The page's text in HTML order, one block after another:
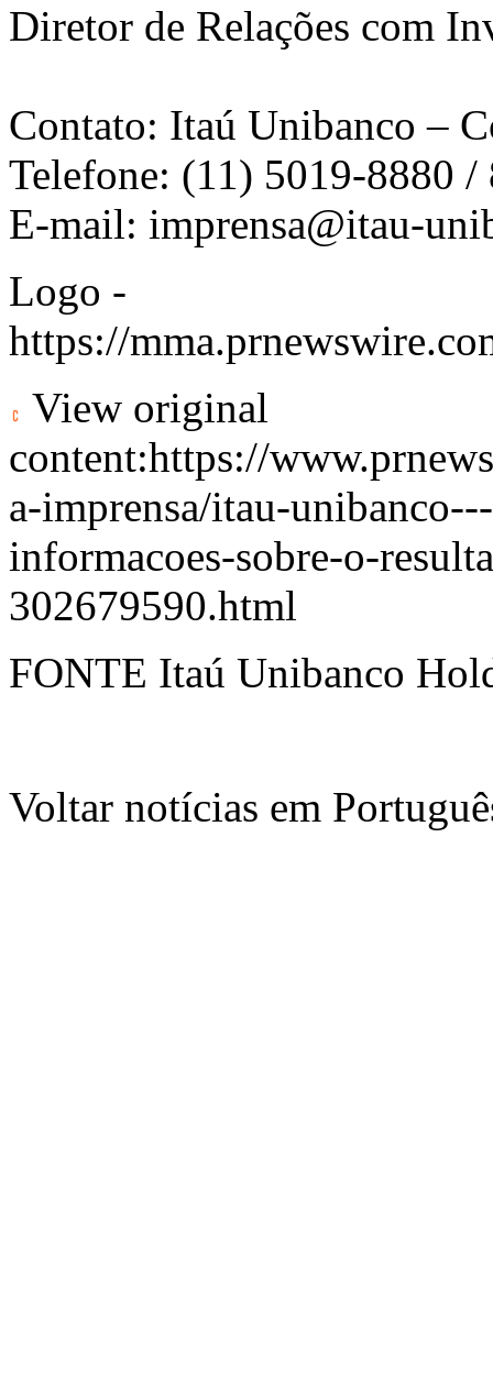
Diretor de Relações com
Contato: Itaú Unibanco –
Telefone: (11) 5019-8880 /
E-mail: imprensa@itau-
Logo -
https://
View original
content:https://
a-imprensa/itau-
informacoes-sobre-o-
302679590.html
FONTE Itaú Unibanco
Voltar notícias em